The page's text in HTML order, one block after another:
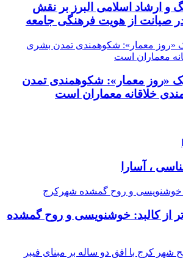
و ارشاد اسلامی البرز بر نقش
صیانت از هویت فرهنگی جامعه
«روز معمار»: شکوهمندی تمدن
خلاقانه معماران است
، آسارا
از کالبد: خوشنویسی و روح گمشده